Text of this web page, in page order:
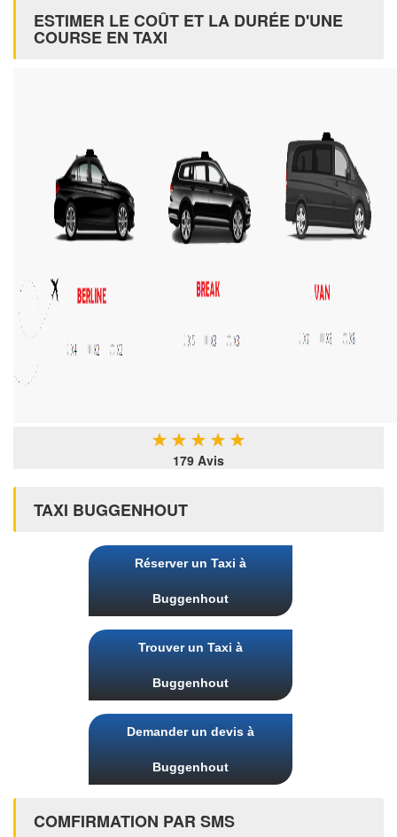
ESTIMER LE COÛT ET LA DURÉE D'UNE
COURSE EN TAXI
★ ★ ★ ★ ★
179 Avis
TAXI BUGGENHOUT
Réserver un Taxi à
Buggenhout
Trouver un Taxi à
Buggenhout
Demander un devis à
Buggenhout
COMFIRMATION PAR SMS